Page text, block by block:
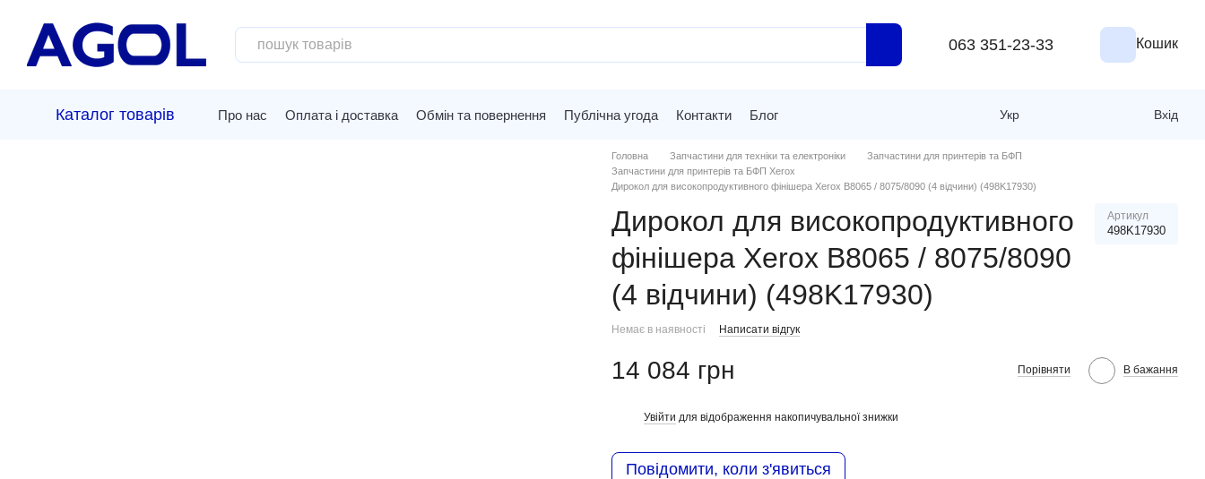
063 351-23-33 Кошик
Каталог товарів Про нас Оплата і доставка Обмін та повернення Публічна угода Контакти Блог Укр Вхід
Головна Запчастини для техніки та електроніки
Запчастини для принтерів та БФП
Запчастини для принтерів та БФП Xerox
Дирокол для високопродуктивного фінішера Xerox B8065 / 8075/8090 (4 відчини) (498K17930)
Дирокол для високопродуктивного
фінішера Xerox B8065 / 8075/8090
(4 відчини) (498K17930)
Артикул
498K17930
Немає в наявності Написати відгук
14 084 грн Порівняти В бажання
Увійти для відображення накопичувальної знижки
Повідомити, коли з'явиться